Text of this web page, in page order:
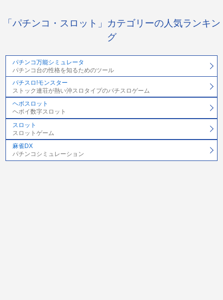
「パチンコ・スロット」カテゴリーの人気ランキン
グ
パチンコ万能シミュレータ
パチンコ台の性格を知るためのツール
パチスロ!モンスター
ストック連荘が熱い沖スロタイプのパチスロゲーム
ヘボスロット
ヘボイ数字スロット
スロット
スロットゲーム
麻雀DX
パチンコシミュレーション